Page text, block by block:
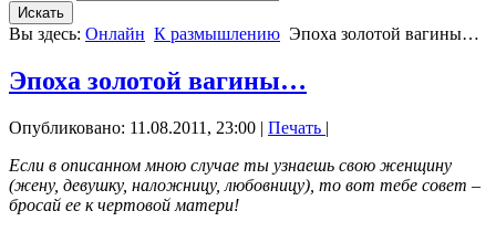
Вы здесь: Онлайн К размышлению Эпоха золотой вагины…
Эпоха золотой вагины…
Опубликовано: 11.08.2011, 23:00 | Печать |
Если в описанном мною случае ты узнаешь свою женщину
(жену, девушку, наложницу, любовницу), то вот тебе совет –
бросай ее к чертовой матери!